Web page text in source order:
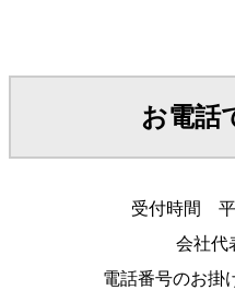
お電話
受付時間 平
会社代
電話番号のお掛